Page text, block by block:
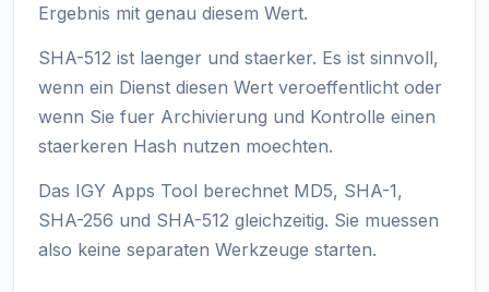
Ergebnis mit genau diesem Wert.
SHA-512 ist laenger und staerker. Es ist sinnvoll,
wenn ein Dienst diesen Wert veroeffentlicht oder
wenn Sie fuer Archivierung und Kontrolle einen
staerkeren Hash nutzen moechten.
Das IGY Apps Tool berechnet MD5, SHA-1,
SHA-256 und SHA-512 gleichzeitig. Sie muessen
also keine separaten Werkzeuge starten.